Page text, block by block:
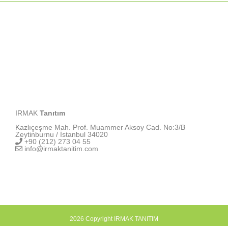
IRMAK Tanıtım
Kazlıçeşme Mah. Prof. Muammer Aksoy Cad. No:3/B
Zeytinburnu / İstanbul 34020
+90 (212) 273 04 55
info@irmaktanitim.com
2026 Copyright IRMAK TANITIM